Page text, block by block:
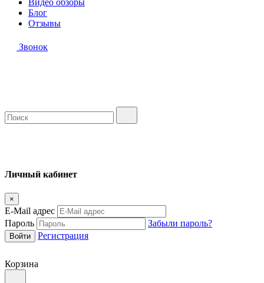
Видео обзоры
Блог
Отзывы
Звонок
Личный кабинет
×
E-Mail адрес
Пароль
Забыли пароль?
Регистрация
Корзина